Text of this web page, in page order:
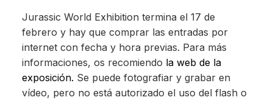
Jurassic World Exhibition termina el 17 de
febrero y hay que comprar las entradas por
internet con fecha y hora previas. Para más
informaciones, os recomiendo la web de la
exposición. Se puede fotografiar y grabar en
vídeo, pero no está autorizado el uso del flash o